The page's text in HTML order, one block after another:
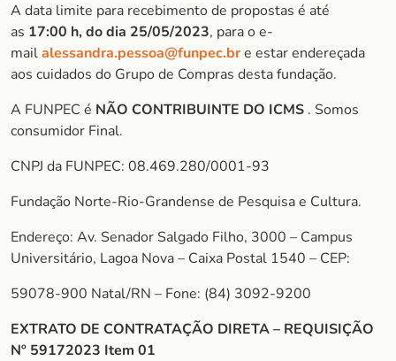
A data limite para recebimento de propostas é até
as 17:00 h, do dia 25/05/2023, para o e-
mailalessandra.pessoa@funpec.bre estar endereçada
aos cuidados do Grupo de Compras desta fundação.
A FUNPEC é NÃO CONTRIBUINTE DO ICMS . Somos
consumidor Final.
CNPJ da FUNPEC: 08.469.280/0001-93
Fundação Norte-Rio-Grandense de Pesquisa e Cultura.
Endereço: Av. Senador Salgado Filho, 3000 – Campus
Universitário, Lagoa Nova – Caixa Postal 1540 – CEP:
59078-900 Natal/RN – Fone: (84) 3092-9200
EXTRATO DE CONTRATAÇÃO DIRETA – REQUISIÇÃO
Nº 59172023 Item 01